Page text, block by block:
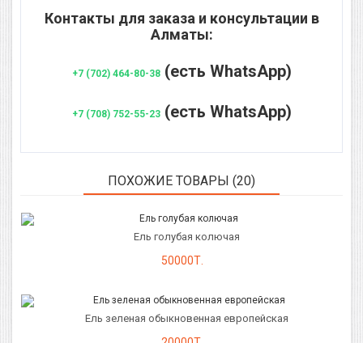
Контакты для заказа и консультации в
Алматы:
+7 (702) 464-80-38(есть WhatsApp)
+7 (708) 752-55-23(есть WhatsApp)
ПОХОЖИЕ ТОВАРЫ (20)
Ель голубая колючая
50000Т.
Ель зеленая обыкновенная европейская